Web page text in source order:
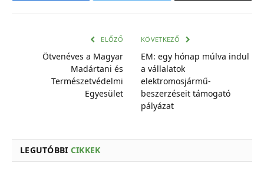
ELŐZŐ
Ötvenéves a Magyar
Madártani és
Természetvédelmi
Egyesület
KÖVETKEZŐ
EM: egy hónap múlva indul
a vállalatok
elektromosjármű-
beszerzéseit támogató
pályázat
LEGUTÓBBI CIKKEK